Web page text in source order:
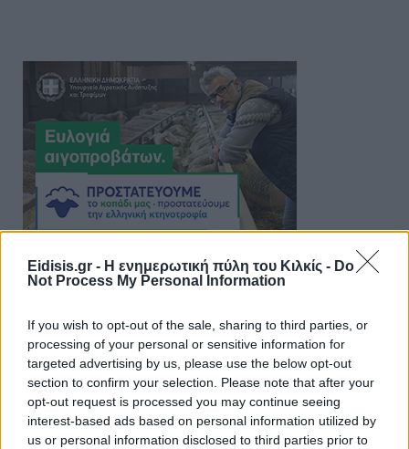
Eidisis.gr - Η ενημερωτική πύλη του Κιλκίς - Do
Not Process My Personal Information
If you wish to opt-out of the sale, sharing to third parties, or
processing of your personal or sensitive information for
targeted advertising by us, please use the below opt-out
section to confirm your selection. Please note that after your
opt-out request is processed you may continue seeing
interest-based ads based on personal information utilized by
us or personal information disclosed to third parties prior to